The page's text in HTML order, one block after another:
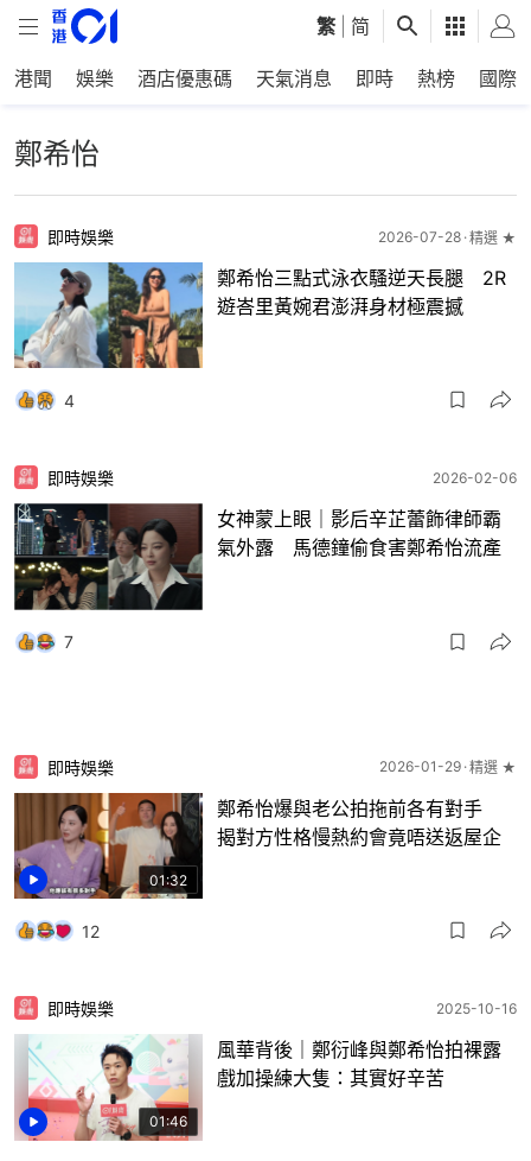
繁 简
港聞 娛樂 酒店優惠碼 天氣消息 即時 熱榜 國際
鄭希怡
即時娛樂 2026-07-28 精選 ★
鄭希怡三點式泳衣騷逆天長腿 2R
遊峇里黃婉君澎湃身材極震撼
4
即時娛樂 2026-02-06
女神蒙上眼｜影后辛芷蕾飾律師霸
氣外露 馬德鐘偷食害鄭希怡流產
7
01:32
即時娛樂 2026-01-29 精選 ★
鄭希怡爆與老公拍拖前各有對手
揭對方性格慢熱約會竟唔送返屋企
12
01:46
即時娛樂 2025-10-16
風華背後｜鄭衍峰與鄭希怡拍裸露
戲加操練大隻：其實好辛苦